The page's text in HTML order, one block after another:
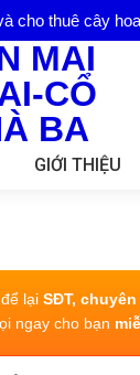
cho thuê cây
GIỚI THIỆU
lại SĐT,
ngay cho bạn